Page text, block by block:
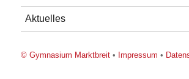
Aktuelles
© Gymnasium Marktbreit • Impressum •